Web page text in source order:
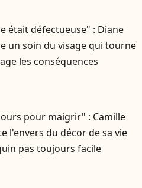
était défectueuse" : Diane
un soin du visage qui tourne
les conséquences
jours pour maigrir" : Camille
l'envers du décor de sa vie
pas toujours facile